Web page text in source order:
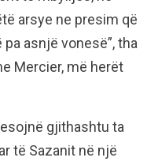
arsye ne presim që
asnjë vonesë”, tha
Mercier, më herët
gjithashtu ta
të Sazanit në një